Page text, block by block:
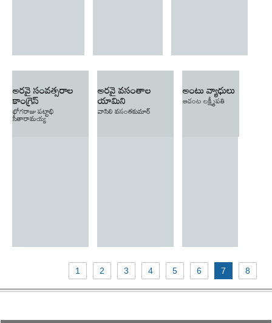
అరవై సంవత్సరాల
కాంగ్రెస్
భోగరాజు పట్టాభి
సీతారామయ్య
అరవై వసంతాల
యామిని
వాసిలి వసంతకుమార్
అంటు వ్యాధులు
ఆచంట లక్ష్మీపతి
1 2 3 4 5 6 7 8